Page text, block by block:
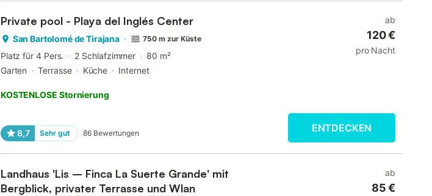
Private pool - Playa del Inglés Center
San Bartolomé de Tirajana 750 m zur Küste
Platz für 4 Pers. 2 Schlafzimmer
80 m²
Garten
Terrasse Küche Internet
KOSTENLOSE Stornierung
8,7 Sehr gut 86 Bewertungen
ab
120 €
pro Nacht
ENTDECKEN
Landhaus 'Lis – Finca La Suerte Grande' mit
Bergblick, privater Terrasse und Wlan
ab
85 €